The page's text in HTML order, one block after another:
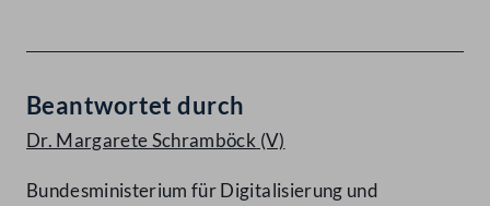
Beantwortet durch
Dr. Margarete Schramböck (V)
Bundesministerium für Digitalisierung und